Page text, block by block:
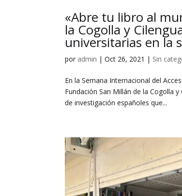
«Abre tu libro al
la Cogolla y
universitarias en la
por admin |Oct 26, 2021 | Sin
En la Semana Internacional del
Fundación San Millán de la Cogolla
de investigación españoles que...